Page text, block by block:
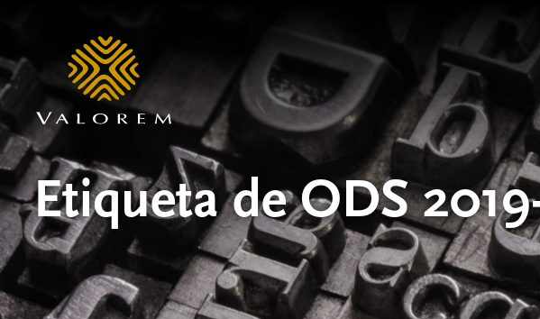
Etiqueta de ODS